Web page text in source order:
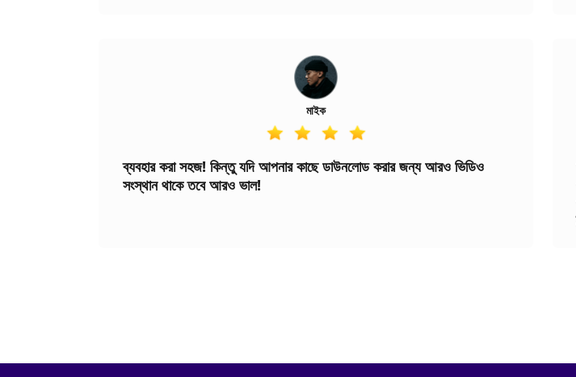
মাইক
ব্যবহার করা সহজ! কিন্তু যদি আপনার কাছে ডাউনলোড করার জন্য আরও ভিডিও
সংস্থান থাকে তবে আরও ভাল!